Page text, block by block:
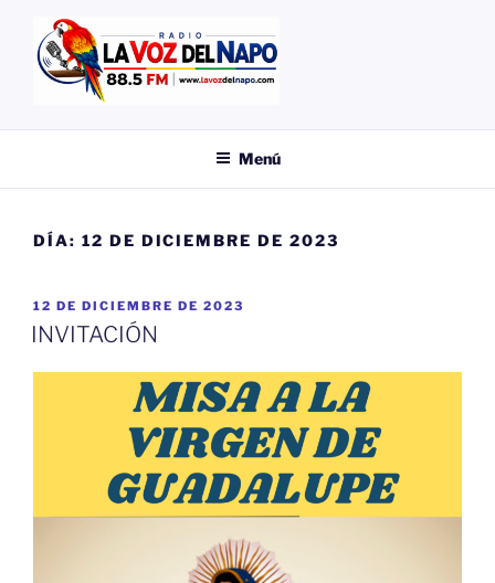
contenido
EMISORA
Menú
DÍA: 12 DE DICIEMBRE DE 2023
PUBLICADO
EL
12 DE DICIEMBRE DE 2023
INVITACIÓN